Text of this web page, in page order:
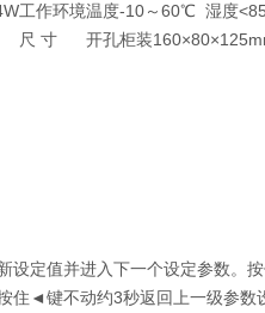
工作环境温度-10～60℃ 湿度
尺 寸 开孔柜装
定值并进入下一个设定参数。
住◄键不动约3秒返回上一级参数